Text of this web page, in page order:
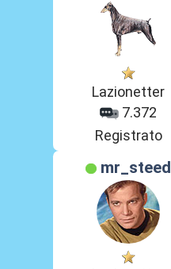
Lazionetter
7.372
Registrato
mr_steed